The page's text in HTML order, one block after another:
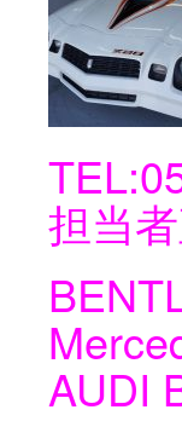
担当
AUDI